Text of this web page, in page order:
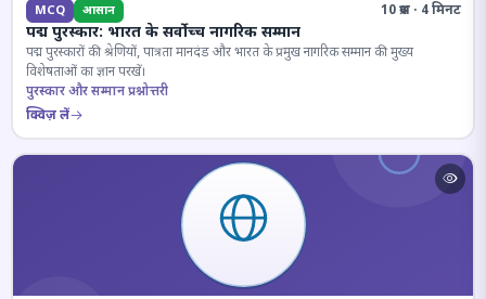
MCQ आसान 10 प्रश्न · 4 मिनट
पद्म पुरस्कार: भारत के सर्वोच्च नागरिक सम्मान
पद्म पुरस्कारों की श्रेणियों, पात्रता मानदंड और भारत के प्रमुख नागरिक सम्मान की मुख्य
विशेषताओं का ज्ञान परखें।
पुरस्कार और सम्मान प्रश्नोत्तरी
क्विज़ लें